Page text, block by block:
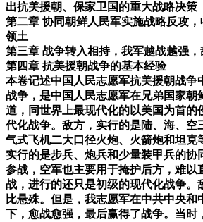
出抗美援朝、保家卫国的重大战略决策
第二章 协同朝鲜人民军实施战略反攻
领土
第三章 战争转入相持，我军越战越强
第四章 抗美援朝战争的基本经验
本卷记述中国人民志愿军抗美援朝战争
战争，是中国人民志愿军在兄弟国家朝
道，同世界上最现代化的以美国为首的
代化战争。敌方，实行的是陆、海、空
气式飞机二大口径火炮、火箭炮和坦克
实行的是步兵、炮兵和少量装甲兵的协
参战，空军也主要用于掩护后方，难以
战，进行的还只是初级的现代化战争。
比悬殊。但是，我志愿军在中共中央和
下，愈战愈强，最后赢得了战争。当时